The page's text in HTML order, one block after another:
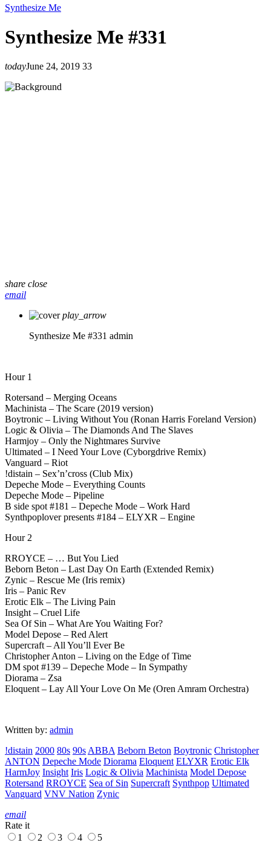
Synthesize Me
Synthesize Me #331
todayJune 24, 2019 33
share close
email
play_arrow
Synthesize Me #331 admin
Hour 1
Rotersand – Merging Oceans
Machinista – The Scare (2019 version)
Boytronic – Living Without You (Ronan Harris Foreland Version)
Logic & Olivia – The Diamonds And The Slaves
Harmjoy – Only the Nightmares Survive
Ultimated – I Need Your Love (Cyborgdrive Remix)
Vanguard – Riot
!distain – Sex’n’cross (Club Mix)
Depeche Mode – Everything Counts
Depeche Mode – Pipeline
B side spot #181 – Depeche Mode – Work Hard
Synthpoplover presents #184 – ELYXR – Engine
Hour 2
RROYCE – … But You Lied
Beborn Beton – Last Day On Earth (Extended Remix)
Zynic – Rescue Me (Iris remix)
Iris – Panic Rev
Erotic Elk – The Living Pain
Insight – Cruel Life
Sea Of Sin – What Are You Waiting For?
Model Depose – Red Alert
Supercraft – All You’ll Ever Be
Christopher Anton – Living on the Edge of Time
DM spot #139 – Depeche Mode – In Sympathy
Diorama – Zsa
Eloquent – Lay All Your Love On Me (Oren Amram Orchestra)
Written by: admin
!distain 2000 80s 90sABBA Beborn Beton Boytronic Christopher
ANTON Depeche Mode Diorama Eloquent ELYXR Erotic Elk
HarmJoy Insight Iris Logic & Olivia Machinista Model Depose
Rotersand RROYCE Sea of Sin Supercraft Synthpop Ultimated
Vanguard VNV Nation Zynic
email
Rate it
1
2 3 4 5